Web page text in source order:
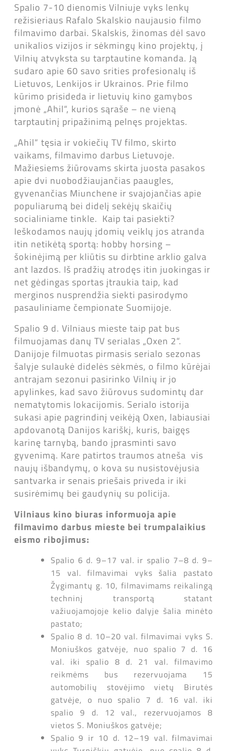
Spalio 7-10 dienomis Vilniuje vyks lenkų
režisieriaus Rafalo Skalskio naujausio filmo
filmavimo darbai. Skalskis, žinomas dėl savo
unikalios vizijos ir sėkmingų kino projektų, į
Vilnių atvyksta su tarptautine komanda. Ją
sudaro apie 60 savo srities profesionalų iš
Lietuvos, Lenkijos ir Ukrainos. Prie filmo
kūrimo prisideda ir lietuvių kino gamybos
įmonė „Ahil“, kurios sąraše – ne vieną
tarptautinį pripažinimą pelnęs projektas.
„Ahil“ tęsia ir vokiečių TV filmo, skirto
vaikams, filmavimo darbus Lietuvoje.
Mažiesiems žiūrovams skirta juosta pasakos
apie dvi nuobodžiaujančias paaugles,
gyvenančias Miunchene ir svajojančias apie
populiarumą bei didelį sekėjų skaičių
socialiniame tinkle. Kaip tai pasiekti?
Ieškodamos naujų įdomių veiklų jos atranda
itin netikėtą sportą: hobby horsing –
šokinėjimą per kliūtis su dirbtine arklio galva
ant lazdos. Iš pradžių atrodęs itin juokingas ir
net gėdingas sportas įtraukia taip, kad
merginos nusprendžia siekti pasirodymo
pasauliniame čempionate Suomijoje.
Spalio 9 d. Vilniaus mieste taip pat bus
filmuojamas danų TV serialas „Oxen 2“.
Danijoje filmuotas pirmasis serialo sezonas
šalyje sulaukė didelės sėkmės, o filmo kūrėjai
antrajam sezonui pasirinko Vilnių ir jo
apylinkes, kad savo žiūrovus sudomintų dar
nematytomis lokacijomis. Serialo istorija
sukasi apie pagrindinį veikėją Oxen, labiausiai
apdovanotą Danijos kariškį, kuris, baigęs
karinę tarnybą, bando įprasminti savo
gyvenimą. Kare patirtos traumos atneša vis
naujų išbandymų, o kova su nusistovėjusia
santvarka ir senais priešais priveda ir iki
susirėmimų bei gaudynių su policija.
Vilniaus kino biuras informuoja apie
filmavimo darbus mieste bei trumpalaikius
eismo ribojimus:
Spalio 6 d. 9–17 val. ir spalio 7–8 d. 9–
15 val. filmavimai vyks šalia pastato
Žygimantų g. 10, filmavimams reikalingą
techninį transportą statant
važiuojamojoje kelio dalyje šalia minėto
pastato;
Spalio 8 d. 10–20 val. filmavimai vyks S.
Moniuškos gatvėje, nuo spalio 7 d. 16
val. iki spalio 8 d. 21 val. filmavimo
reikmėms bus rezervuojama 15
automobilių stovėjimo vietų Birutės
gatvėje, o nuo spalio 7 d. 16 val. iki
spalio 9 d. 12 val., rezervuojamos 8
vietos S. Moniuškos gatvėje;
Spalio 9 ir 10 d. 12–19 val. filmavimai